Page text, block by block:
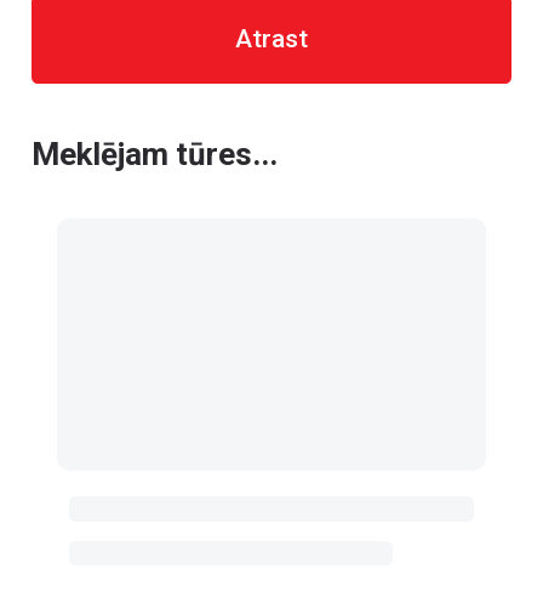
Atrast
Meklējam tūres...